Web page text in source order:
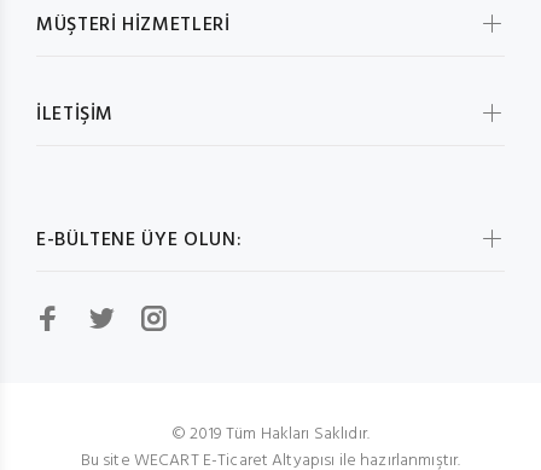
E-BÜLTENE ÜYE OLUN:
MÜŞTERİ HİZMETLERİ
İLETİŞİM
© 2019 Tüm Hakları Saklıdır.
Bu site WECART E-Ticaret Altyapısı ile hazırlanmıştır.